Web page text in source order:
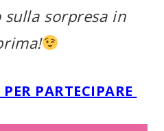
sorpresa in
PARTECIPARE